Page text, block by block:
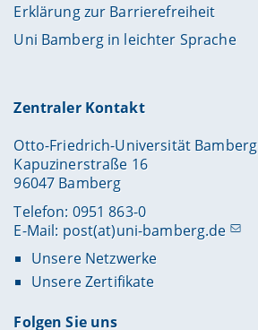
Erklärung zur Barrierefreiheit
Uni Bamberg in leichter Sprache
Zentraler Kontakt
Otto-Friedrich-Universität Bamberg
Kapuzinerstraße 16
96047 Bamberg
Telefon: 0951 863-0
E-Mail: post(at)uni-bamberg.de
Unsere Netzwerke
Unsere Zertifikate
Folgen Sie uns